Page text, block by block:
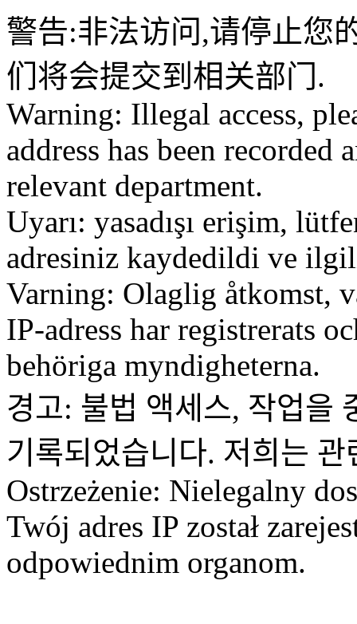
警告:非法访问,请停止您
们将会提交到相关部门.
Warning: Illegal access,
address has been
relevant department.
Uyarı: yasadışı erişim,
adresiniz kaydedildi ve
Varning: Olaglig åtkomst,
IP-adress har registrerats
behöriga myndigheterna.
경고: 불법 액세스, 작업을
기록되었습니다. 저희는
Ostrzeżenie: Nielegalny
Twój adres IP został
odpowiednim organom.